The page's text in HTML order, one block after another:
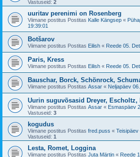
Vastuseid: 2
uuritav perenimi on Rosenberg
Viimane postitus Postitas Kalle Kängsep «
19:39:01
Botšarov
Viimane postitus Postitas Eilish « Reede 05.
Paris, Kress
Viimane postitus Postitas Eilish « Reede 05.
Bauschar, Borck, Schönrock,
Viimane postitus Postitas Assar « Neljapäev
Uurin suguvõsasid Dreyer, Escholtz,
Viimane postitus Postitas Assar « Esmaspäev
Vastuseid: 3
kogudus
Viimane postitus Postitas fred.puss «
Vastuseid: 1
Lesta, Romet, Loggina
Viimane postitus Postitas Juta Märtin « Reede